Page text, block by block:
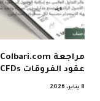
عقود الفروقات CFDs
8 يناير، 2026